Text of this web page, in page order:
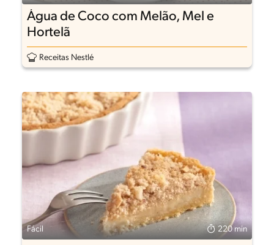
Água de Coco com Melão, Mel e
Hortelã
Receitas Nestlé
Fácil 220 min